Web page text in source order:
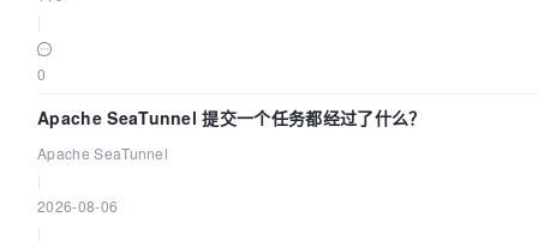
0
Apache SeaTunnel 提交一个任务都经过了什么？
Apache SeaTunnel
2026-08-06